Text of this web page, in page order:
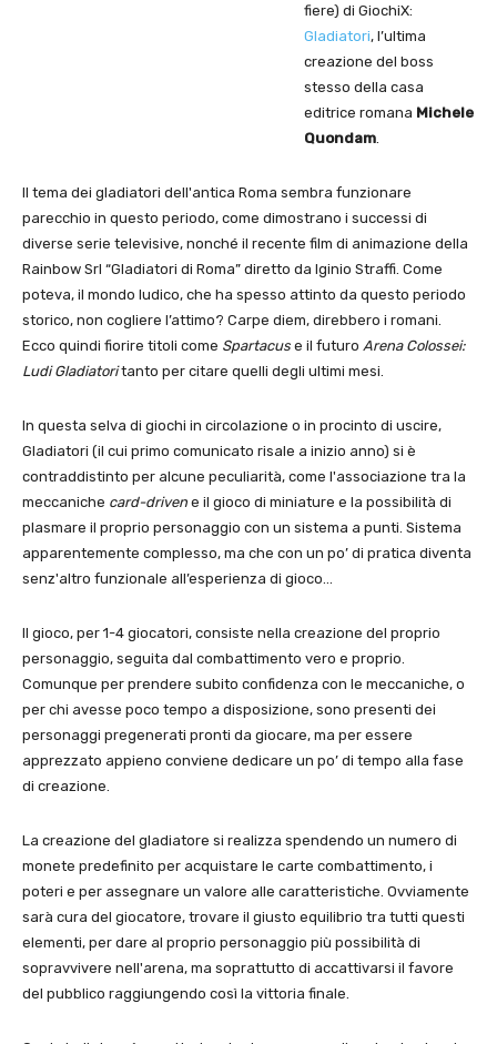
fiere) di GiochiX:
Gladiatori, l’ultima
creazione del boss
stesso della casa
editrice romana Michele
Quondam
Il tema dei gladiatori dell'antica Roma sembra funzionare
parecchio in questo periodo, come dimostrano i successi di
diverse serie televisive, nonché il recente film di animazione della
Rainbow Srl “Gladiatori di Roma” diretto da Iginio Straffi. Come
poteva, il mondo ludico, che ha spesso attinto da questo periodo
storico, non cogliere l’attimo? Carpe diem, direbbero i romani.
Ecco quindi fiorire titoli come Spartacus e il futuro Arena Colossei:
Ludi Gladiatoritanto per citare quelli degli ultimi mesi.
In questa selva di giochi in circolazione o in procinto di uscire,
Gladiatori (il cui primo comunicato risale a inizio anno) si è
contraddistinto per alcune peculiarità, come l'associazione tra la
meccaniche card-driven e il gioco di miniature e la possibilità di
plasmare il proprio personaggio con un sistema a punti. Sistema
apparentemente complesso, ma che con un po’ di pratica diventa
senz'altro funzionale all’esperienza di gioco…
Il gioco, per 1-4 giocatori, consiste nella creazione del proprio
personaggio, seguita dal combattimento vero e proprio.
Comunque per prendere subito confidenza con le meccaniche, o
per chi avesse poco tempo a disposizione, sono presenti dei
personaggi pregenerati pronti da giocare, ma per essere
apprezzato appieno conviene dedicare un po’ di tempo alla fase
di creazione.
La creazione del gladiatore si realizza spendendo un numero di
monete predefinito per acquistare le carte combattimento, i
poteri e per assegnare un valore alle caratteristiche. Ovviamente
sarà cura del giocatore, trovare il giusto equilibrio tra tutti questi
elementi, per dare al proprio personaggio più possibilità di
sopravvivere nell'arena, ma soprattutto di accattivarsi il favore
del pubblico raggiungendo così la vittoria finale.